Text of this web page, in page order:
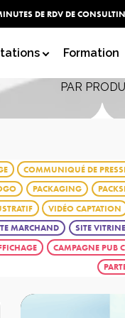
DE RDV DE
Formation
PAR
CAMPAGNE PUB
COMMUNIQUÉ DE
PACKAGING
MARCHAND
SITE VITRINE
VIDÉO CAPTATION